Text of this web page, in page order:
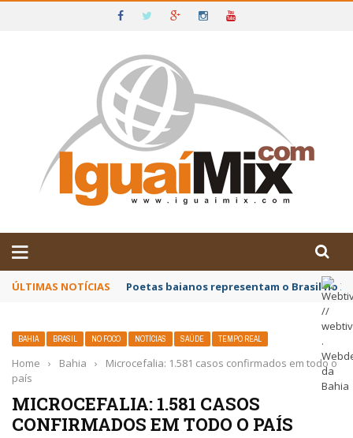
IGUAÍ E SUDOESTE DA BAHIA
ÚLTIMAS NOTÍCIAS Poetas baianos representam o Brasil no
BAHIA BRASIL NO FOCO NOTÍCIAS SAÚDE TEMPO REAL
Home › Bahia ›
Microcefalia: 1.581 casos confirmados em todo o
país
MICROCEFALIA: 1.581 CASOS
CONFIRMADOS EM TODO O PAÍS